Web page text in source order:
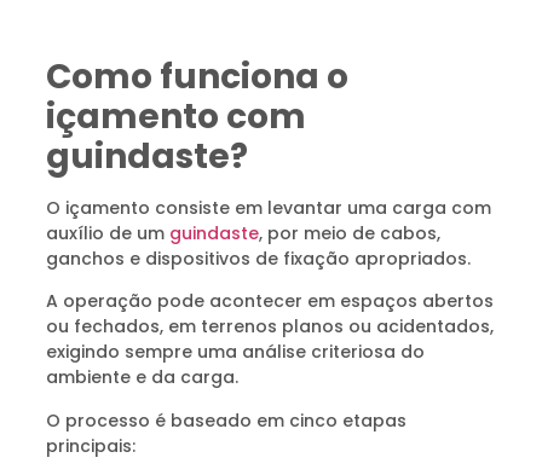
Como funciona o
içamento com
guindaste?
O içamento consiste em levantar uma carga com
auxílio de um guindaste, por meio de cabos,
ganchos e dispositivos de fixação apropriados.
A operação pode acontecer em espaços abertos
ou fechados, em terrenos planos ou acidentados,
exigindo sempre uma análise criteriosa do
ambiente e da carga.
O processo é baseado em cinco etapas
principais: